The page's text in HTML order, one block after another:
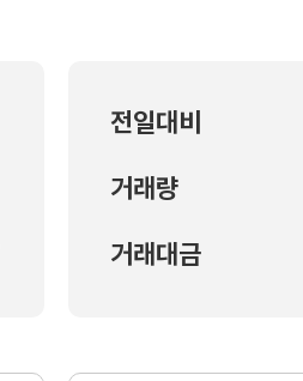
전일대비
거래량
거래대금